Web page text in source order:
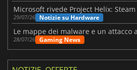
Microsoft rivede Project Helix:
29/07/26 Notizie su Hardware
28/07/26 Gaming News